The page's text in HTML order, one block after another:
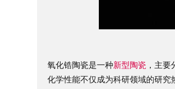
氧化锆陶瓷是一种新型陶瓷 ，主
化学性能不仅成为科研领域的研究